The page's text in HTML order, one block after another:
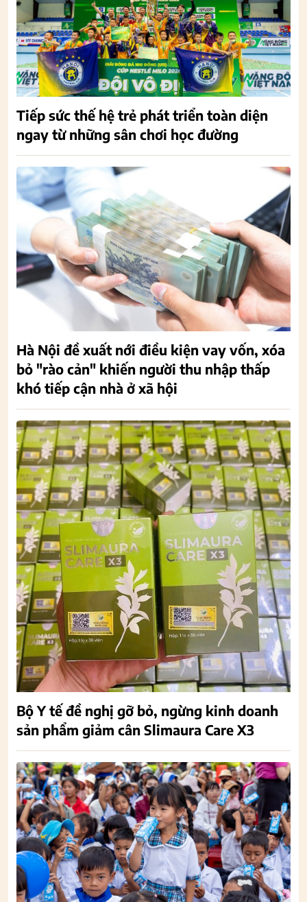
Tiếp sức thế hệ trẻ phát triển toàn diện
ngay từ những sân chơi học đường
Hà Nội đề xuất nới điều kiện vay vốn, xóa
bỏ "rào cản" khiến người thu nhập thấp
khó tiếp cận nhà ở xã hội
Bộ Y tế đề nghị gỡ bỏ, ngừng kinh doanh
sản phẩm giảm cân Slimaura Care X3